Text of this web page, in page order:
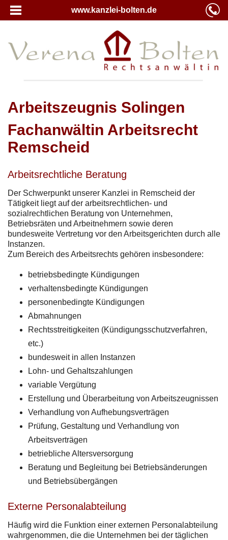
www.kanzlei-bolten.de
Arbeitszeugnis Solingen
Fachanwältin Arbeitsrecht
Remscheid
Arbeitsrechtliche Beratung
Der Schwerpunkt unserer Kanzlei in Remscheid der
Tätigkeit liegt auf der arbeitsrechtlichen- und
sozialrechtlichen Beratung von Unternehmen,
Betriebsräten und Arbeitnehmern sowie deren
bundesweite Vertretung vor den Arbeitsgerichten durch alle
Instanzen.
Zum Bereich des Arbeitsrechts gehören insbesondere:
betriebsbedingte Kündigungen
verhaltensbedingte Kündigungen
personenbedingte Kündigungen
Abmahnungen
Rechtsstreitigkeiten (Kündigungsschutzverfahren,
etc.)
bundesweit in allen Instanzen
Lohn- und Gehaltszahlungen
variable Vergütung
Erstellung und Überarbeitung von Arbeitszeugnissen
Verhandlung von Aufhebungsverträgen
Prüfung, Gestaltung und Verhandlung von
Arbeitsverträgen
betriebliche Altersversorgung
Beratung und Begleitung bei Betriebsänderungen
und Betriebsübergängen
Externe Personalabteilung
Häufig wird die Funktion einer externen Personalabteilung
wahrgenommen, die die Unternehmen bei der täglichen